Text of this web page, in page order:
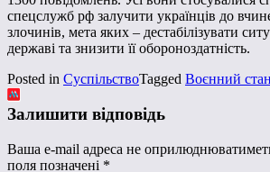
спецслужб рф залучити українців до
злочинів, мета яких – дестабілізувати
державі та знизити її обороноздатність.
Posted in СуспільствоTagged Воєнний стан
Залишити відповідь
Ваша e-mail адреса не
поля позначені *